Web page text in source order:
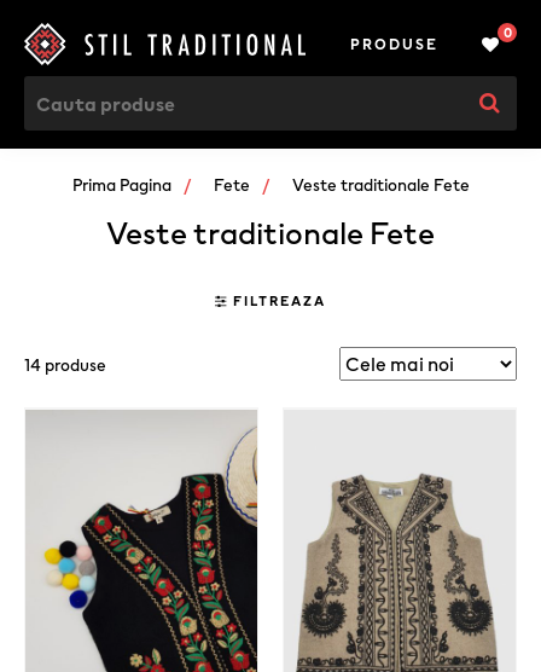
PRODUSE
0
Prima Pagina Fete Veste traditionale Fete
Veste traditionale Fete
FILTREAZA
14 produse